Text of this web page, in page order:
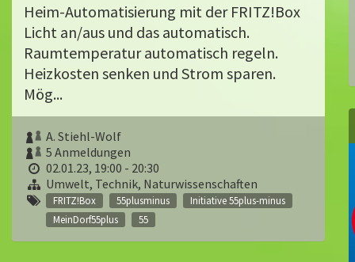
Heim-Automatisierung mit der FRITZ!Box
Licht an/aus und das automatisch.
Raumtemperatur automatisch regeln.
Heizkosten senken und Strom sparen.
Mög...
A. Stiehl-Wolf
5 Anmeldungen
02.01.23, 19:00 - 20:30
Umwelt, Technik, Naturwissenschaften
FRITZ!Box 55plusminus
Initiative 55plus-minus
MeinDorf55plus
55